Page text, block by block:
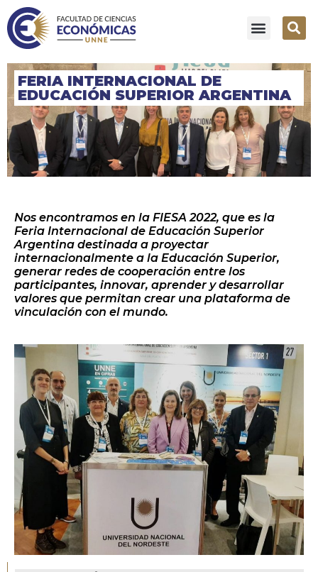
FERIA INTERNACIONAL DE
EDUCACIÓN SUPERIOR ARGENTINA
Nos encontramos en la FIESA 2022, que es la
Feria Internacional de Educación Superior
Argentina destinada a proyectar
internacionalmente a la Educación Superior,
generar redes de cooperación entre los
participantes, innovar, aprender y desarrollar
valores que permitan crear una plataforma de
vinculación con el mundo.